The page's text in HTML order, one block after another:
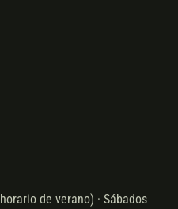
de verano) · Sábados